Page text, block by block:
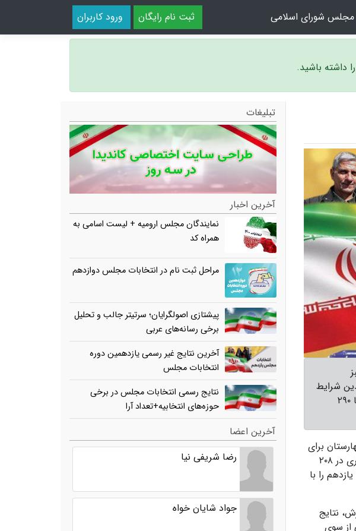
ثبت نام رایگان ورود کاربران مجلس شورای اسلامی
داشته باشید.
از ساعت 8 صبح دوم اسفندماه تا ساعت 24، واجدین شرایط
رای گیری در ۲۰۸ حوزه انتخابیه در این انتخابات شرکت کردند و پای صندوق های رای آمدند تا ۲۹۰
برای
آغازی دوباره مشخص شود. از ساعت 8 صبح دوم اسفندماه تا ساعت 24، واجدین شرایط رای گیری در ۲۰۸
آمدند تا ۲۹۰ نماینده پارلمان یازدهم را با
نتایج
از سوی
تبلیغات
آخرین اخبار
نمایندگان مجلس ارومیه + لیست اسامی به
همراه کد
مراحل ثبت نام در انتخابات مجلس دوازدهم
پیشتازی اصولگرایان؛ سرتیتر جالب و تحلیل
برخی رسانه‌های عربی
آخرین نتایج غیر رسمی یازدهمین دوره
انتخابات مجلس
نتایج رسمی انتخابات مجلس در برخی
حوزه‌های انتخابیه+تعداد آرا
آخرین اعضا
رضا شریفی نیا
جواد شایان خواه